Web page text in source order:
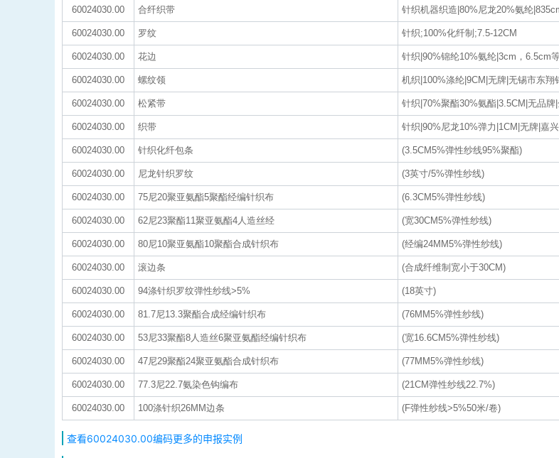
60024030.00 合纤织带 针织机器织造|80%尼龙20%氨纶
60024030.00 罗纹 针织;100%化纤制;7.5-12CM
60024030.00 花边 针织|90%锦纶10%氨纶|3cm，6.5cm
60024030.00 螺纹领 机织|100%涤纶|9CM|无牌|无锡市东翔
60024030.00 松紧带 针织|70%聚酯30%氨酯|3.5CM|无品牌
60024030.00 织带 针织|90%尼龙10%弹力|1CM|无牌|嘉
60024030.00 针织化纤包条 (3.5CM5%弹性纱线95%聚酯)
60024030.00 尼龙针织罗纹 (3英寸/5%弹性纱线)
60024030.00 75尼20聚亚氨酯5聚酯经编针织布 (6.3CM5%弹性纱线)
60024030.00 62尼23聚酯11聚亚氨酯4人造丝经 (宽30CM5%弹性纱线)
60024030.00 80尼10聚亚氨酯10聚酯合成针织布 (经编24MM5%弹性纱线)
60024030.00 滚边条 (合成纤维制宽小于30CM)
60024030.00 94涤针织罗纹弹性纱线>5% (18英寸)
60024030.00 81.7尼13.3聚酯合成经编针织布 (76MM5%弹性纱线)
60024030.00 53尼33聚酯8人造丝6聚亚氨酯经编针织布 (宽16.6CM5%弹性纱线)
60024030.00 47尼29聚酯24聚亚氨酯合成针织布 (77MM5%弹性纱线)
60024030.00 77.3尼22.7氨染色钩编布 (21CM弹性纱线22.7%)
60024030.00 100涤针织26MM边条 (F弹性纱线>5%50米/卷)
查看60024030.00编码更多的申报实例